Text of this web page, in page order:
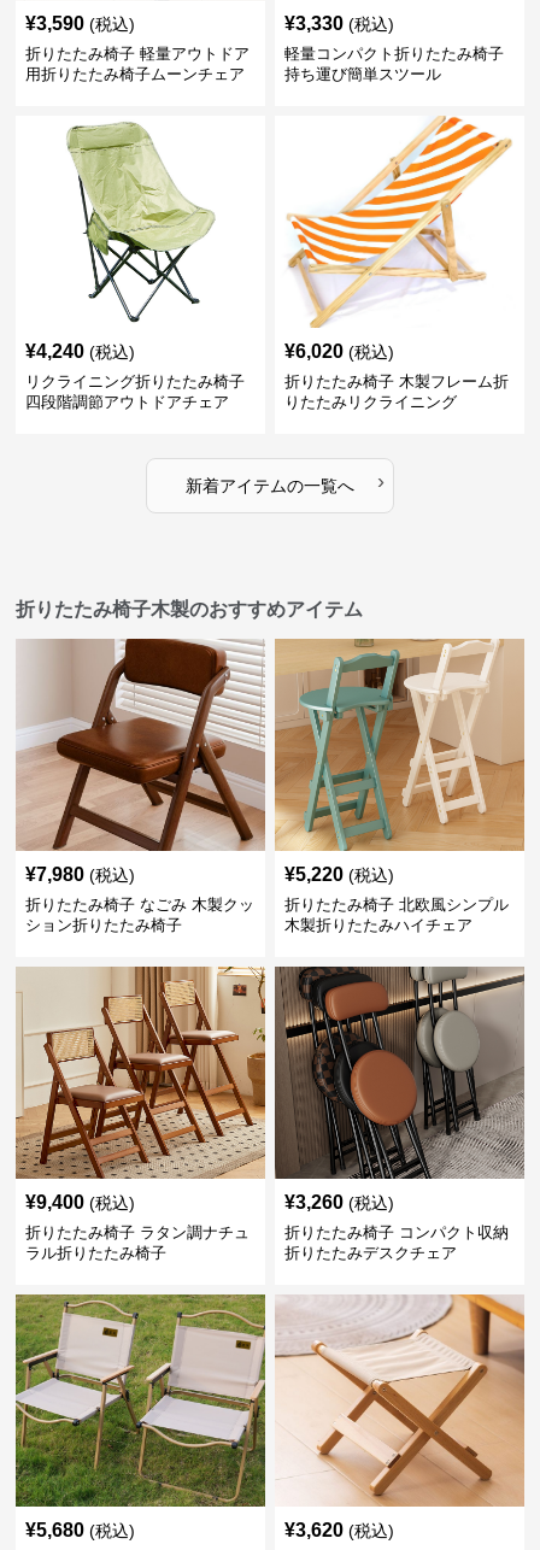
¥3,590 (税込)
折りたたみ椅子 軽量アウトドア
用折りたたみ椅子ムーンチェア
¥3,330 (税込)
軽量コンパクト折りたたみ椅子
持ち運び簡単スツール
¥4,240 (税込)
リクライニング折りたたみ椅子
四段階調節アウトドアチェア
¥6,020 (税込)
折りたたみ椅子 木製フレーム折
りたたみリクライニング
新着アイテムの一覧へ ›
折りたたみ椅子木製のおすすめアイテム
¥7,980 (税込)
折りたたみ椅子 なごみ 木製クッ
ション折りたたみ椅子
¥5,220 (税込)
折りたたみ椅子 北欧風シンプル
木製折りたたみハイチェア
¥9,400 (税込)
折りたたみ椅子 ラタン調ナチュ
ラル折りたたみ椅子
¥3,260 (税込)
折りたたみ椅子 コンパクト収納
折りたたみデスクチェア
¥5,680 (税込) ¥3,620 (税込)